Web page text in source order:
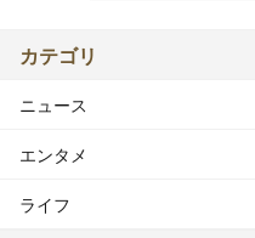
カテゴリ
ニュース
エンタメ
ライフ